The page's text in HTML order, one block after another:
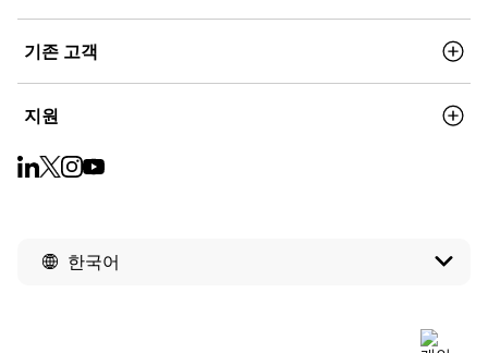
기존 고객
지원
한국어